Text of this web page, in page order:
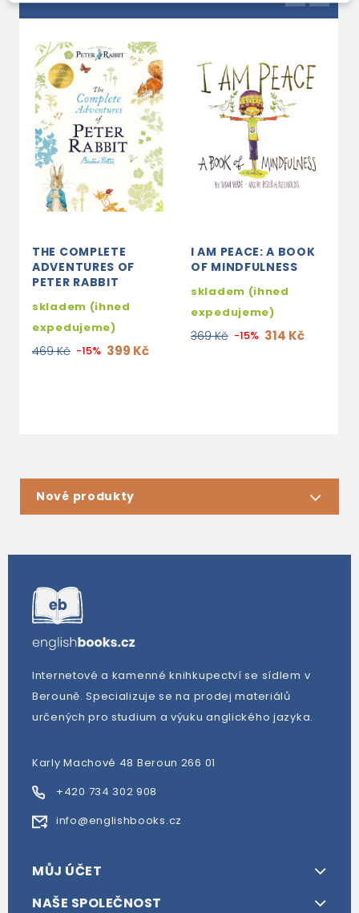
THE COMPLETE
ADVENTURES OF
PETER RABBIT
skladem (ihned
expedujeme)
469 Kč -15% 399 Kč
I AM PEACE: A BOOK
OF MINDFULNESS
skladem (ihned
expedujeme)
369 Kč -15% 314 Kč
Nové produkty
Internetové a kamenné knihkupectví se sídlem v
Berouně. Specializuje se na prodej materiálů
určených pro studium a výuku anglického jazyka.
Karly Machové 48 Beroun 266 01
+420 734 302 908
info@englishbooks.cz
MŮJ ÚČET
NAŠE SPOLEČNOST